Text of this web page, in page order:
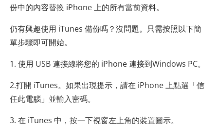
份中的內容替換 iPhone 上的所有當前資料。
仍有興趣使用 iTunes 備份嗎？沒問題。只需按照以下簡
單步驟即可開始。
1. 使用 USB 連接線將您的 iPhone 連接到Windows PC。
2.打開 iTunes。如果出現提示，請在 iPhone 上點選「信
任此電腦」並輸入密碼。
3. 在 iTunes 中，按一下視窗左上角的裝置圖示。